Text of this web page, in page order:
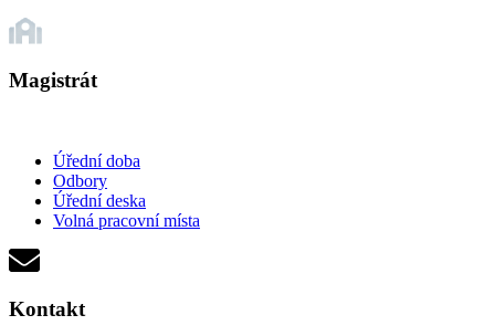
Magistrát
Úřední doba
Odbory
Úřední deska
Volná pracovní místa
Kontakt